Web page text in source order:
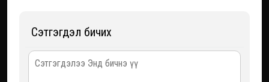
Сэтгэгдэл бичих